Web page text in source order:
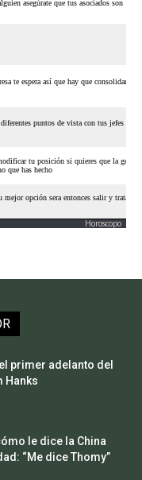
Horoscopo
primer adelanto del
Hanks
le dice la China
“Me dice Thomy”